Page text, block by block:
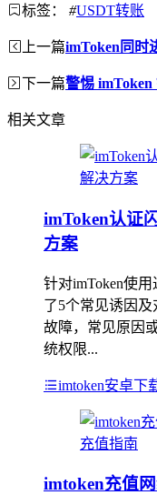
标签： #USDT转账
上一篇imToken同时
下一篇警惕
相关文章
imToken认证
方案
针对imToken使
了5个常见诱因
故障，常见原因
统权限...
imtoken安卓下
imtoken充值